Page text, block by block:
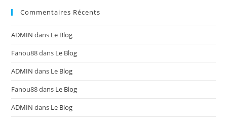
Commentaires Récents
ADMIN dans Le Blog
Fanou88dans Le Blog
ADMIN dans Le Blog
Fanou88dans Le Blog
ADMIN dans Le Blog